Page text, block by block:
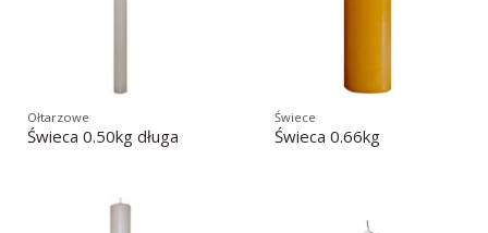
Ołtarzowe
Świeca 0.50kg długa
Świece
Świeca 0.66kg